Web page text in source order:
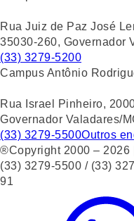
Rua Juiz de Paz José
35030-260, Governador
(33) 3279-5200
Campus Antônio
Rua Israel Pinheiro,
Governador Valadares/
(33) 3279-5500Outros
®Copyright 2000 – 2026
(33) 3279-5500 / (33)
91